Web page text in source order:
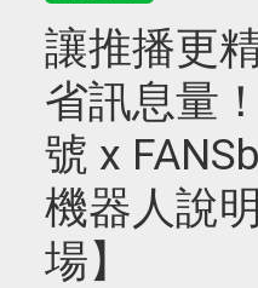
讓推播更
省訊息量
號 x
機器人說
場】